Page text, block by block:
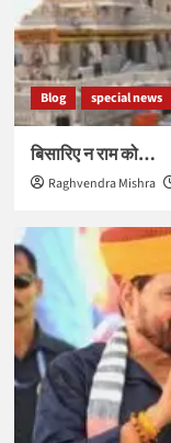
Blog special news
बिसारिए न राम को…
Raghvendra Mishra